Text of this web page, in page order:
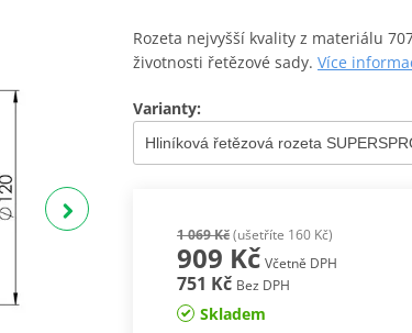
Rozeta nejvyšší kvality z materiálu
životnosti řetězové sady. Více
Varianty:
1 069 Kč(ušetříte 160 Kč)
909 Kč Včetně DPH
751 Kč Bez DPH
Skladem